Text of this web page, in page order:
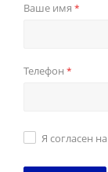
Ваше имя *
Телефон *
Я согласен на